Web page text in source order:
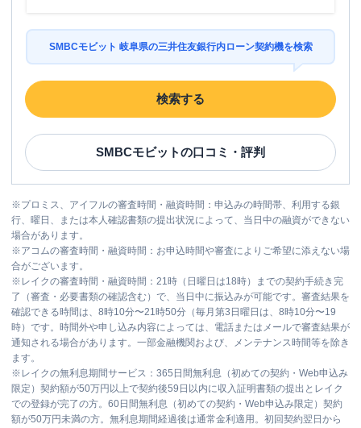
SMBCモビット 岐阜県の三井住友銀行内ローン契約機を検索
検索する
SMBCモビットの口コミ・評判
※プロミス、アイフルの審査時間・融資時間：申込みの時間帯、利用する銀
行、曜日、または本人確認書類の提出状況によって、当日中の融資ができない
場合があります。
※アコムの審査時間・融資時間：お申込時間や審査によりご希望に添えない場
合がございます。
※ レイクの審査時間・融資時間：21時（日曜日は18時）までの契約手続き完
了（審査・必要書類の確認含む）で、当日中に振込みが可能です。審査結果を
確認できる時間は、8時10分〜21時50分（毎月第3日曜日は、8時10分〜19
時）です。時間外や申し込み内容によっては、電話またはメールで審査結果が
通知される場合があります。一部金融機関および、メンテナンス時間等を除き
ます。
※ レイクの無利息期間サービス：365日間無利息（初めての契約・Web申込み
限定）契約額が50万円以上で契約後59日以内に収入証明書類の提出とレイク
での登録が完了の方。60日間無利息（初めての契約・Web申込み限定）契約
額が50万円未満の方。無利息期間経過後は通常金利適用。初回契約翌日から